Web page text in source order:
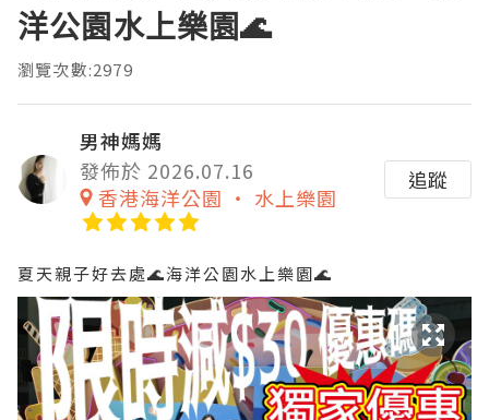
洋公園水上樂園🌊
瀏覽次數:2979
男神媽媽
發佈於 2026.07.16
香港海洋公園 ‧ 水上樂園
追蹤
夏天親子好去處🌊海洋公園水上樂園🌊